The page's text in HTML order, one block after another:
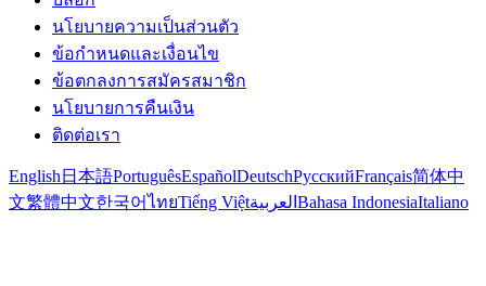
นโยบายความเป็นส่วนตัว
ข้อกำหนดและเงื่อนไข
ข้อตกลงการสมัครสมาชิก
นโยบายการคืนเงิน
ติดต่อเรา
English 日本語PortuguêsEspañolDeutschРусскийFrançais简体中
文繁體中文한국어ไทยTiếng Việtالعربية Bahasa IndonesiaItaliano